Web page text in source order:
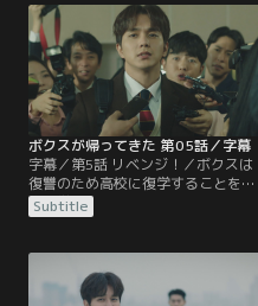
は留守番電話に怒りのメッセージを
残す。それをこっそり聞いていたボ
クスは…。
ボクスが帰ってきた 第05話／字幕
字幕／第5話 リベンジ！／ボクスは
復讐のため高校に復学することを決
意。学校に登校したボクスは、大勢
の記者が集まる体育館に連れていか
学に追いやった元同級生のオ・セホ
がおり、新理事長として挨拶を始め
Subtitle